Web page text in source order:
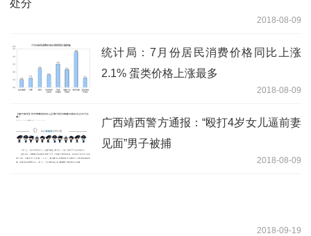
处分
2018-08-09
统计局：7月份居民消费价格同比上涨
2.1% 蛋类价格上涨最多
2018-08-09
广西靖西警方通报：“殴打4岁女儿逼前妻
见面”男子被捕
2018-08-09
2018-09-19